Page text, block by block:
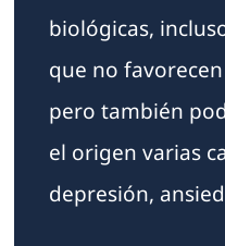
biológicas,
que no
pero también
el origen varias
depresión,